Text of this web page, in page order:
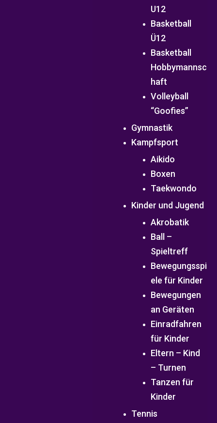
U12
Basketball
Ü12
Basketball
Hobbymannsc
haft
Volleyball
“Goofies”
Gymnastik
Kampfsport
Aikido
Boxen
Taekwondo
Kinder und Jugend
Akrobatik
Ball –
Spieltreff
Bewegungsspi
ele für Kinder
Bewegungen
an Geräten
Einradfahren
für Kinder
Eltern – Kind
– Turnen
Tanzen für
Kinder
Tennis